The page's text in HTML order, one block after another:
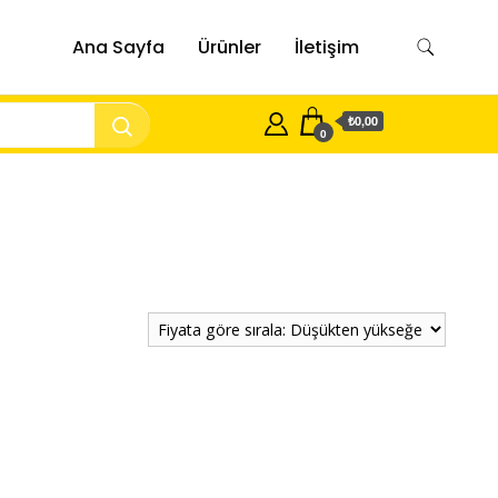
Ana Sayfa Ürünler İletişim
0
₺0,00